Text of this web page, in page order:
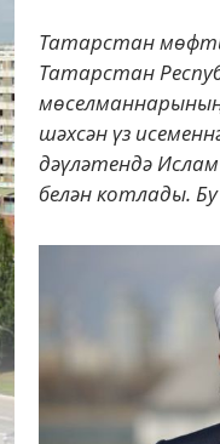
Татарстан
Татарстан
шәхсән үз
дәүләтендә
белән котлады.